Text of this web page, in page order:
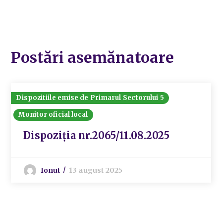
Postări asemănatoare
Dispozitiile emise de Primarul Sectorului 5
Monitor oficial local
Dispoziția nr.2065/11.08.2025
Ionut 13 august 2025